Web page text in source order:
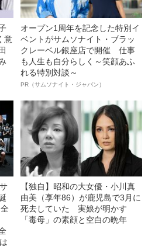
意
オープン1周年を記念した特別イ
ベントがサムソナイト・ブラッ
クレーベル銀座店で開催 仕事
も人生も自分らしく～笑顔あふ
れる特別対談～
PR（サムソナイト・ジャパン）
【独自】昭和の大女優・小川真
由美（享年86）が鹿児島で3月に
死去していた 実娘が明かす
「毒母」の素顔と空白の晩年